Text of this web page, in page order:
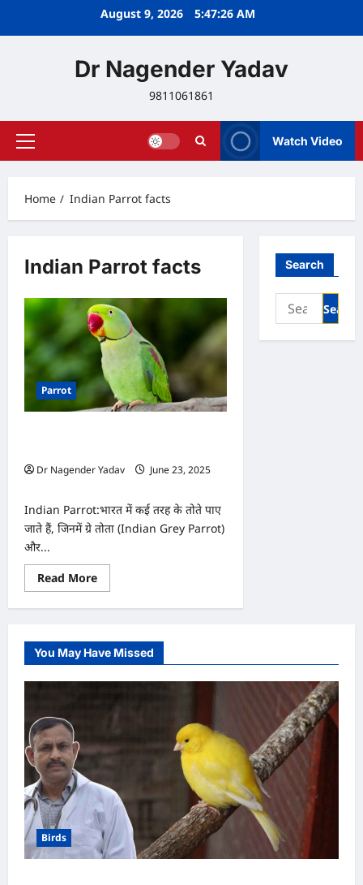
August 9, 2026 5:47:26 AM
Dr Nagender Yadav
9811061861
Primary
Watch Video
Home Indian Parrot facts
Indian Parrot facts
Parrot
Dr Nagender Yadav
June 23, 2025
Indian Parrot:भारत में कई तरह के तोते पाए
जाते हैं, जिनमें ग्रे तोता (Indian Grey Parrot)
और...
Read MoreRead
more
क्या
हैं?
भारतीय
तोते
के
चौंकाने
Search
Search
for:
You May Have Missed
Birds